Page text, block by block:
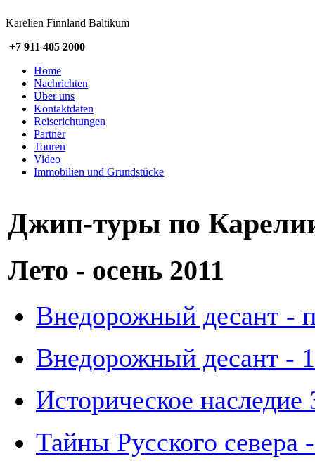
Karelien Finnland Baltikum
+7 911 405 2000
Home
Nachrichten
Über uns
Kontaktdaten
Reiserichtungen
Partner
Touren
Video
Immobilien und Grundstücke
Джип-туры по
Лето - осень 2011
Внедорожный десант -
Внедорожный деcант -
Историческое
Тайны Русского севера